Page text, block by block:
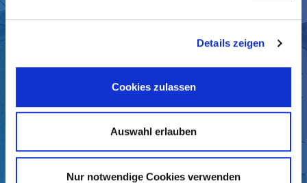
Details zeigen
Cookies zulassen
Auswahl erlauben
Nur notwendige Cookies verwenden
* Pflichtfelder